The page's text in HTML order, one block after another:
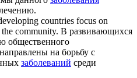
countries focus on
community. В развивающихся
общественного
на борьбу с
заболеваний среди